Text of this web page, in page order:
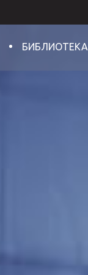
БИБЛИОТЕКА